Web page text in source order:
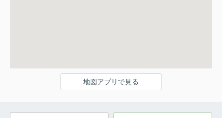
地図アプリで見る